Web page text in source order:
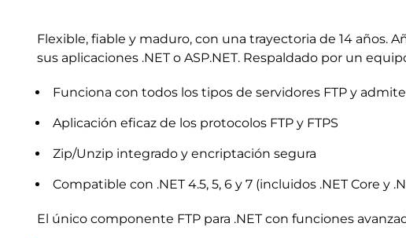
Flexible, fiable y maduro, con una trayectoria de 14 años.
sus aplicaciones .NET o ASP.NET. Respaldado por un
Funciona con todos los tipos de servidores FTP y
Aplicación eficaz de los protocolos FTP y FTPS
Zip/Unzip integrado y encriptación segura
Compatible con .NET 4.5, 5, 6 y 7 (incluidos .NET Core y
El único componente FTP para .NET con funciones